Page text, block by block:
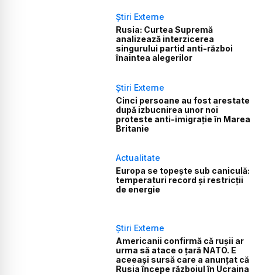
Știri Externe
Rusia: Curtea Supremă
analizează interzicerea
singurului partid anti-război
înaintea alegerilor
Știri Externe
Cinci persoane au fost arestate
după izbucnirea unor noi
proteste anti-imigrație în Marea
Britanie
Actualitate
Europa se topește sub caniculă:
temperaturi record și restricții
de energie
Știri Externe
Americanii confirmă că rușii ar
urma să atace o țară NATO. E
aceeași sursă care a anunțat că
Rusia începe războiul în Ucraina